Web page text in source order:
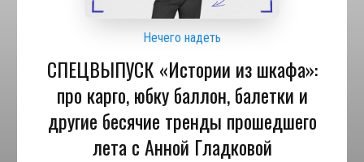
Нечего надеть
СПЕЦВЫПУСК «Истории из шкафа»:
про карго, юбку баллон, балетки и
другие бесячие тренды прошедшего
лета с Анной Гладковой